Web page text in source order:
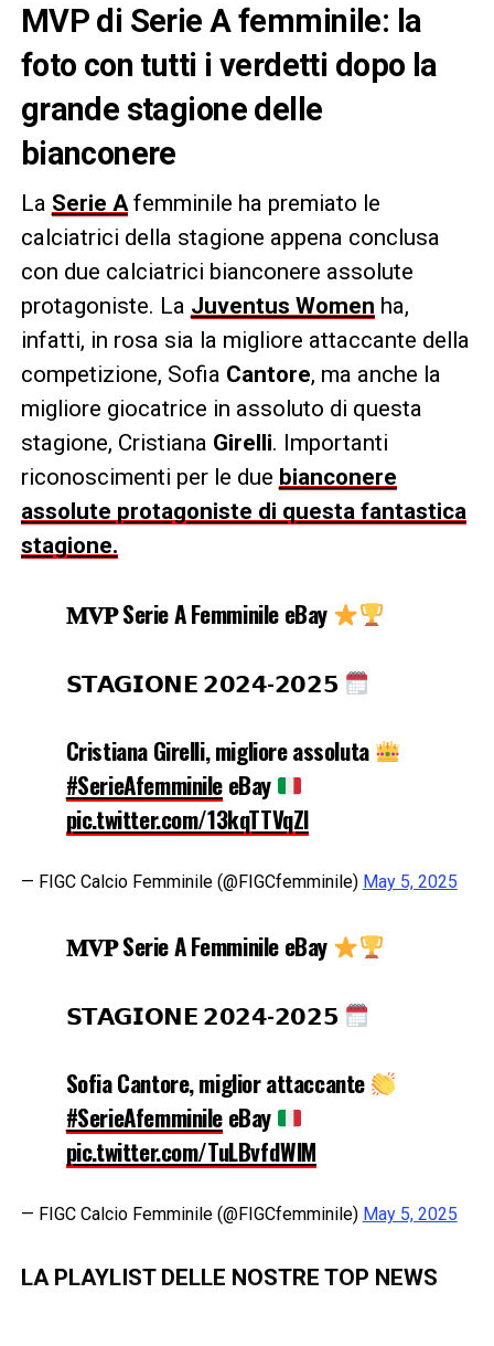
MVP di Serie A femminile: la
foto con tutti i verdetti dopo la
grande stagione delle
bianconere
La Serie Afemminile ha premiato le
calciatrici della stagione appena conclusa
con due calciatrici bianconere assolute
protagoniste. La Juventus Women ha,
infatti, in rosa sia la migliore attaccante della
competizione, Sofia Cantore, ma anche la
migliore giocatrice in assoluto di questa
stagione, Cristiana Girelli. Importanti
riconoscimenti per le due bianconere
assolute protagoniste di questa fantastica
stagione.
𝐌𝐕𝐏 Serie A Femminile eBay
𝗦𝗧𝗔𝗚𝗜𝗢𝗡𝗘 𝟮𝟬𝟮𝟰-𝟮𝟬𝟮𝟱
Cristiana Girelli, migliore assoluta
#SerieAfemminileeBay
pic.twitter.com/13kqTTVqZl
— FIGC Calcio Femminile (@FIGCfemminile) May 5, 2025
𝐌𝐕𝐏 Serie A Femminile eBay
𝗦𝗧𝗔𝗚𝗜𝗢𝗡𝗘 𝟮𝟬𝟮𝟰-𝟮𝟬𝟮𝟱
Sofia Cantore, miglior attaccante
#SerieAfemminileeBay
pic.twitter.com/TuLBvfdWlM
— FIGC Calcio Femminile (@FIGCfemminile) May 5, 2025
LA PLAYLIST DELLE NOSTRE TOP NEWS